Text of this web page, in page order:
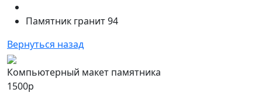
Памятник гранит 94
Вернуться назад
Компьютерный макет памятника
1500р